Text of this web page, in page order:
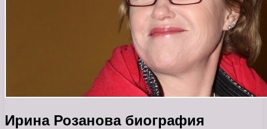
Ирина Розанова биография